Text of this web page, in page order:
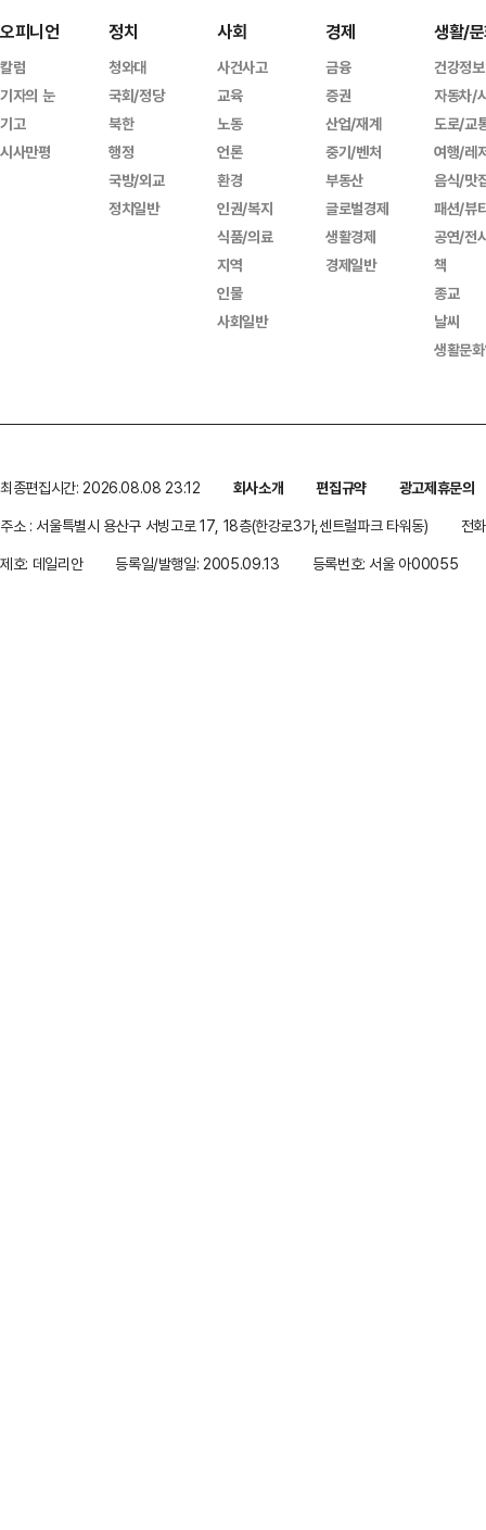
오피니언
칼럼
기자의 눈
기고
시사만평
정치
청와대
국회/정당
북한
행정
국방/외교
정치일반
사회
사건사고
교육
노동
언론
환경
인권/복지
식품/의료
지역
인물
사회일반
경제
금융
증권
산업/재계
중기/벤처
부동산
글로벌경제
생활경제
경제일반
생활/
건강정보
자동차/
도로/교
여행/레
음식/맛
패션/뷰
공연/전
책
종교
날씨
생활문
최종편집시간: 2026.08.08 23:12 회사소개 편집규약
광고제휴문의
주소 : 서울특별시 용산구 서빙고로 17, 18층(한강로3가,센트럴파크 타워동)
전
제호: 데일리안
등록일/발행일: 2005.09.13 등록번호: 서울 아00055